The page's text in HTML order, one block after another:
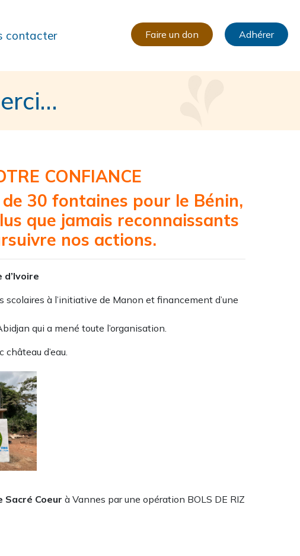
contacter Faire un don Adhérer
CONFIANCE
30 fontaines pour le Bénin,
que jamais reconnaissants
nos actions.
à l’initiative de Manon et financement d’une
qui a mené toute l’organisation.
d’eau.
Sacré Coeur à Vannes par une opération BOLS DE RIZ